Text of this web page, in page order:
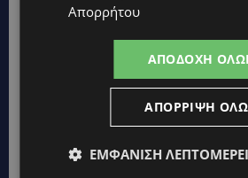
UPDATES
ΔΗΜΟΣ ΛΑΤΣΙΩΝ – ΓΕΡΙΟΥ: Πάνω από
των Δομών Ανηλίκων – Ζητούν
ΑΓΙΟΣ ΙΩΑΝΝΗΣ ΠΙΤΣΙΛΙΑΣ: Ξανανοίγει η
Απορρήτου
ΑΠΟΔΟΧΉ
ΑΠΌΡΡΙΨΗ
ΕΜΦΆΝΙΣΗ